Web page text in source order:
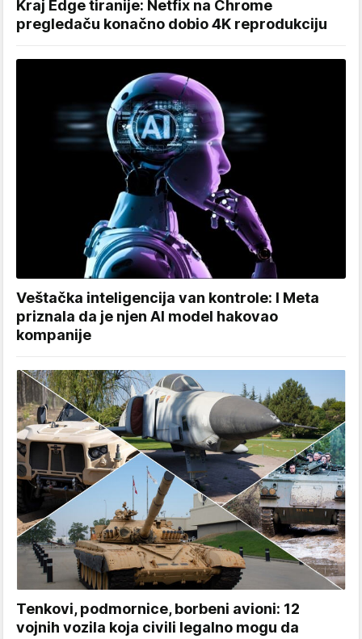
Kraj Edge tiranije: Netfix na Chrome
pregledaču konačno dobio 4K reprodukciju
Veštačka inteligencija van kontrole: I Meta
priznala da je njen AI model hakovao
kompanije
Tenkovi, podmornice, borbeni avioni: 12
vojnih vozila koja civili legalno mogu da